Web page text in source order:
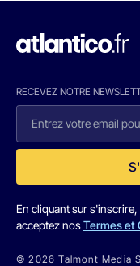
RECEVEZ NOTRE
En cliquant sur
acceptez nosTermes et
© 2026 Talmont Media